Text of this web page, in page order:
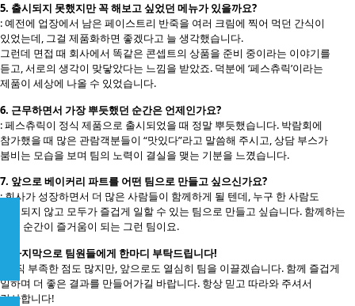
5. 출시되지 못했지만 꼭 해보고 싶었던 메뉴가 있을까요?
: 예전에 업장에서 남은 페이스트리 반죽을 여러 크림에 찍어 먹던 간식이
있었는데, 그걸 제품화하면 좋겠다고 늘 생각했습니다.
그런데 면접 때 회사에서 똑같은 콘셉트의 상품을 준비 중이라는 이야기를
듣고, 서로의 생각이 맞닿았다는 느낌을 받았죠. 덕분에 ‘페스츄릭’이라는
제품이 세상에 나올 수 있었습니다.
6. 근무하면서 가장 뿌듯했던 순간은 언제인가요?
: 페스츄릭이 정식 제품으로 출시되었을 때 정말 뿌듯했습니다. 박람회에
참가했을 때 많은 관람객분들이 “맛있다”라고 말씀해 주시고, 상담 부스가
붐비는 모습을 보며 팀의 노력이 결실을 맺는 기분을 느꼈습니다.
7. 앞으로 베이커리 파트를 어떤 팀으로 만들고 싶으신가요?
: 회사가 성장하면서 더 많은 사람들이 함께하게 될 텐데, 누구 한 사람도
소외되지 않고 모두가 즐겁게 일할 수 있는 팀으로 만들고 싶습니다. 함께하는
모든 순간이 즐거움이 되는 그런 팀이요.
8. 마지막으로 팀원들에게 한마디 부탁드립니다!
: 아직 부족한 점도 많지만, 앞으로도 열심히 팀을 이끌겠습니다. 함께 즐겁게
일하며 더 좋은 결과를 만들어가길 바랍니다. 항상 믿고 따라와 주셔서
감사합니다!